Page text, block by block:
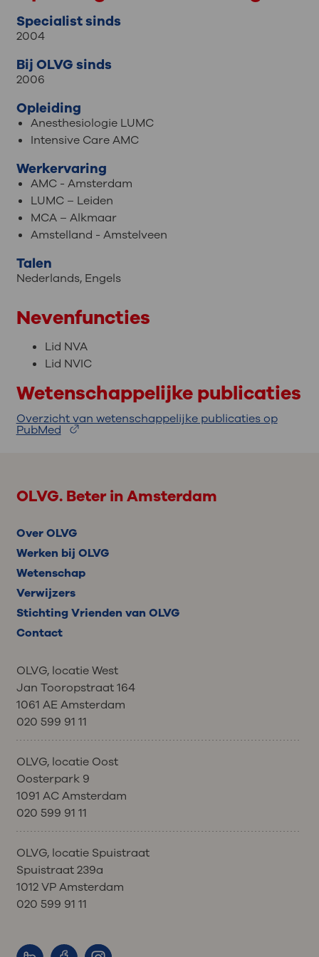
Specialist sinds
2004
Bij OLVG sinds
2006
Opleiding
Anesthesiologie LUMC
Intensive Care AMC
Werkervaring
AMC - Amsterdam
LUMC – Leiden
MCA – Alkmaar
Amstelland - Amstelveen
Talen
Nederlands,Engels
Nevenfuncties
Lid NVA
Lid NVIC
Wetenschappelijke publicaties
Overzicht van wetenschappelijke publicaties op
PubMed
OLVG. Beter in Amsterdam
Over OLVG
Werken bij OLVG
Wetenschap
Verwijzers
Stichting Vrienden van OLVG
Contact
OLVG, locatie West
Jan Tooropstraat 164
1061 AE Amsterdam
020 599 91 11
OLVG, locatie Oost
Oosterpark 9
1091 AC Amsterdam
020 599 91 11
OLVG, locatie Spuistraat
Spuistraat 239a
1012 VP Amsterdam
020 599 91 11